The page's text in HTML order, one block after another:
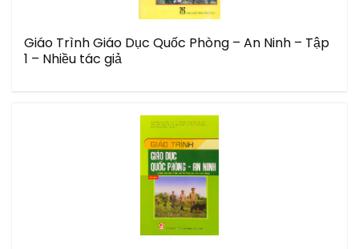
Giáo Trình Giáo Dục Quốc Phòng – An Ninh – Tập
1 – Nhiều tác giả